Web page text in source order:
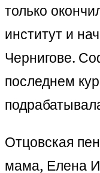
только
институт и
Чернигове.
последнем
Отцовская
мама, Елена